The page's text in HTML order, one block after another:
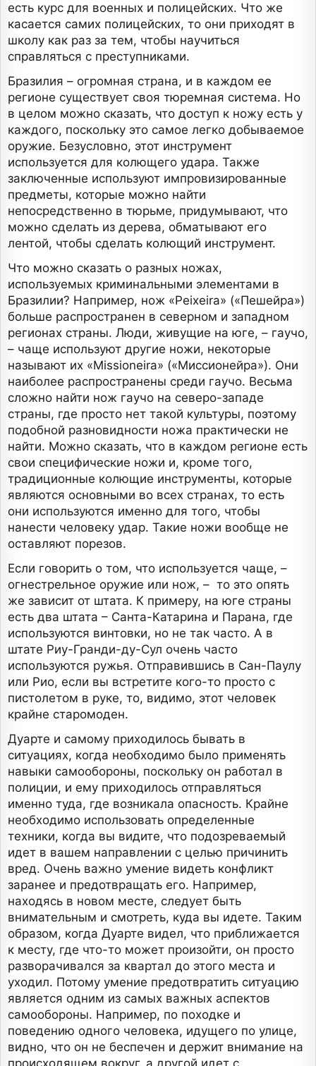
есть курс для военных и полицейских. Что же
касается самих полицейских, то они приходят в
школу как раз за тем, чтобы научиться
справляться с преступниками.
Бразилия – огромная страна, и в каждом ее
регионе существует своя тюремная система. Но
в целом можно сказать, что доступ к ножу есть у
каждого, поскольку это самое легко добываемое
оружие. Безусловно, этот инструмент
используется для колющего удара. Также
заключенные используют импровизированные
предметы, которые можно найти
непосредственно в тюрьме, придумывают, что
можно сделать из дерева, обматывают его
лентой, чтобы сделать колющий инструмент.
Что можно сказать о разных ножах,
используемых криминальными элементами в
Бразилии? Например, нож «Peixeira» («Пешейра»)
больше распространен в северном и западном
регионах страны. Люди, живущие на юге, – гаучо,
– чаще используют другие ножи, некоторые
называют их «Missioneira» («Миссионейра»). Они
наиболее распространены среди гаучо. Весьма
сложно найти нож гаучо на северо-западе
страны, где просто нет такой культуры, поэтому
подобной разновидности ножа практически не
найти. Можно сказать, что в каждом регионе есть
свои специфические ножи и, кроме того,
традиционные колющие инструменты, которые
являются основными во всех странах, то есть
они используются именно для того, чтобы
нанести человеку удар. Такие ножи вообще не
оставляют порезов.
Если говорить о том, что используется чаще, –
огнестрельное оружие или нож, – то это опять
же зависит от штата. К примеру, на юге страны
есть два штата – Санта-Катарина и Парана, где
используются винтовки, но не так часто. А в
штате Риу-Гранди-ду-Сул очень часто
используются ружья. Отправившись в Сан-Паулу
или Рио, если вы встретите кого-то просто с
пистолетом в руке, то, видимо, этот человек
крайне старомоден.
Дуарте и самому приходилось бывать в
ситуациях, когда необходимо было применять
навыки самообороны, поскольку он работал в
полиции, и ему приходилось отправляться
именно туда, где возникала опасность. Крайне
необходимо использовать определенные
техники, когда вы видите, что подозреваемый
идет в вашем направлении с целью причинить
вред. Очень важно умение видеть конфликт
заранее и предотвращать его. Например,
находясь в новом месте, следует быть
внимательным и смотреть, куда вы идете. Таким
образом, когда Дуарте видел, что приближается
к месту, где что-то может произойти, он просто
разворачивался за квартал до этого места и
уходил. Потому умение предотвратить ситуацию
является одним из самых важных аспектов
самообороны. Например, по походке и
поведению одного человека, идущего по улице,
видно, что он не беспечен и держит внимание на